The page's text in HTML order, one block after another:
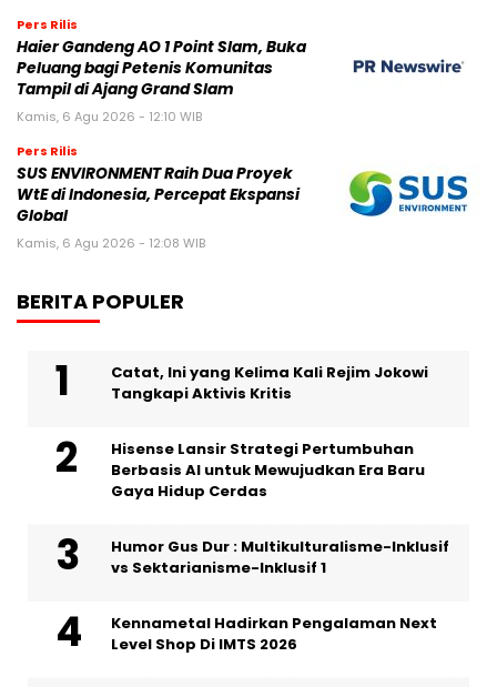
Pers Rilis
Haier Gandeng AO 1 Point Slam, Buka
Peluang bagi Petenis Komunitas
Tampil di Ajang Grand Slam
Kamis, 6 Agu 2026 - 12:10 WIB
Pers Rilis
SUS ENVIRONMENT Raih Dua Proyek
WtE di Indonesia, Percepat Ekspansi
Global
Kamis, 6 Agu 2026 - 12:08 WIB
BERITA POPULER
Catat, Ini yang Kelima Kali Rejim Jokowi
Tangkapi Aktivis Kritis
Hisense Lansir Strategi Pertumbuhan
Berbasis AI untuk Mewujudkan Era Baru
Gaya Hidup Cerdas
Humor Gus Dur : Multikulturalisme-Inklusif
vs Sektarianisme-Inklusif 1
Kennametal Hadirkan Pengalaman Next
Level Shop Di IMTS 2026